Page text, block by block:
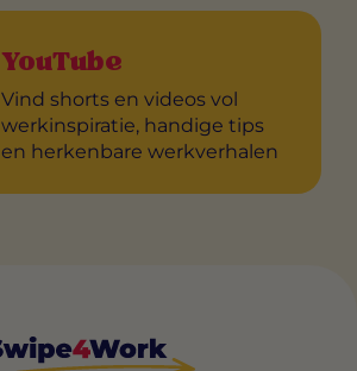
YouTube
Vind shorts en videos vol
werkinspiratie, handige tips
en herkenbare werkverhalen